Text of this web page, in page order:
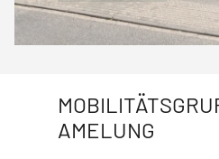
AMELUNG